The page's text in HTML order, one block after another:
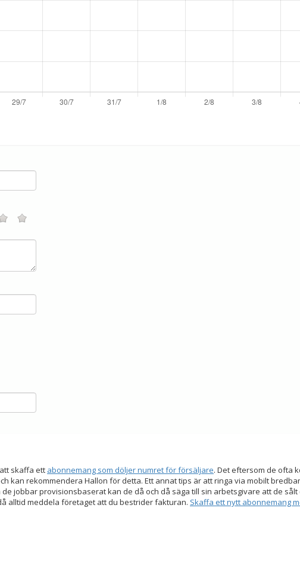
skaffa ett abonnemang som döljer numret för försäljare. Det eftersom de ofta
kan rekommendera Hallon för detta. Ett annat tips är att ringa via mobilt
jobbar provisionsbaserat kan de då och då säga till sin arbetsgivare att de
alltid meddela företaget att du bestrider fakturan. Skaffa ett nytt abonnemang